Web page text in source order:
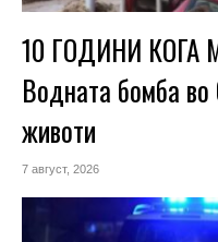
10 ГОДИНИ КОГА
Водната бомба
животи
7 август, 2026